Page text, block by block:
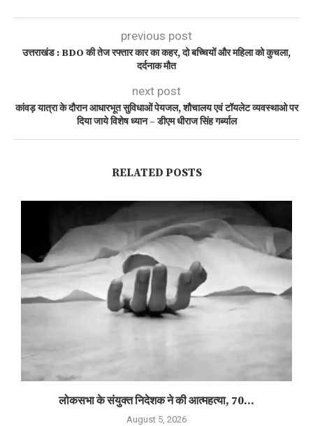
previous post
उत्तराखंड : BDO की तेज रफ्तार कार का कहर, दो बच्चियों और महिला को कुचला,
दर्दनाक मौत
next post
कांवड़ यात्रा के दौरान आधारभूत सुविधाओं पेयजल, शौचालय एवं टॉयलेट व्यवस्थाओ पर
दिया जाये विशेष ध्यान – डीएम धीराज सिंह गर्ब्याल
RELATED POSTS
लोकसभा के संयुक्त निदेशक ने की आत्महत्या, 70...
August 5, 2026